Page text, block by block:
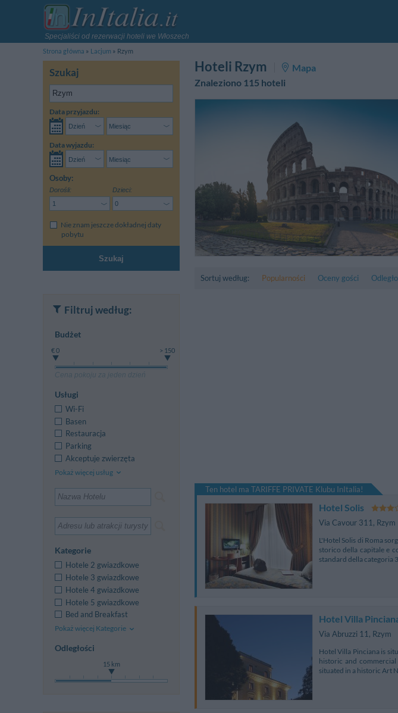
Specjaliści od rezerwacji hoteli we Włoszech
Strona główna
Lacjum Rzym
Szukaj
Data przyjazdu:
Data wyjazdu:
Osoby:
Dorośli: Dzieci:
Nie znam jeszcze dokładnej daty
pobytu
Szukaj
Hoteli Rzym
Mapa
Znaleziono 115 hoteli
Sortuj według: Popularności Oceny gości
Ten hotel ma TARIFFE PRIVATE Klubu InItalia!
Hotel Solis
Via Cavour 311, Rzym
L'Hotel Solis di Roma
storico della capitale e
standard della categoria
Hotel Villa
Via Abruzzi 11, Rzym
Hotel Villa Pinciana is
historic and
situated in a historic Art
Filtruj według:
Budżet
€ 0 > 150
Cena pokoju za jeden dzień
Usługi
Wi-Fi
Basen
Restauracja
Parking
Akceptuje zwierzęta
Pokaż więcej usług
Kategorie
Hotele 2 gwiazdkowe
Hotele 3 gwiazdkowe
Hotele 4 gwiazdkowe
Hotele 5 gwiazdkowe
Bed and Breakfast
Pokaż więcej Kategorie
Odległości
15 km